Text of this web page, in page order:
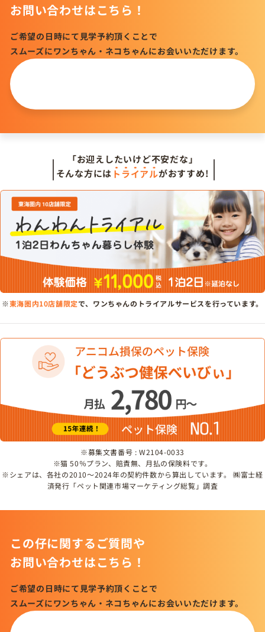
お問い合わせはこちら！
ご希望の日時にて見学予約頂くことで
スムーズにワンちゃん・ネコちゃんにお会いいただけます。
「お迎えしたいけど不安だな」
そんな方には トライアルがおすすめ!
※東海圏内10店舗限定で、ワンちゃんのトライアルサービスを行っています。
※募集文書番号 : W2104-0033
※猫 50％プラン、賠責無、月払の保険料です。
※シェアは、各社の2010～2024年の契約件数から算出しています。 ㈱富士経
済発行「ペット関連市場マーケティング総覧」調査
この仔に関するご質問や
お問い合わせはこちら！
ご希望の日時にて見学予約頂くことで
スムーズにワンちゃん・ネコちゃんにお会いいただけます。